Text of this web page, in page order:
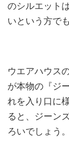
のシルエット
いという方で
ウエアハウス
が本物の『ジ
れを入り口に
ると、ジーン
ろいでしょう。